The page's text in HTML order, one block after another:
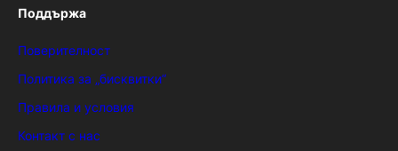
Поддържа
Поверителност
Политика за „бисквитки“
Правила и условия
Контакт с нас